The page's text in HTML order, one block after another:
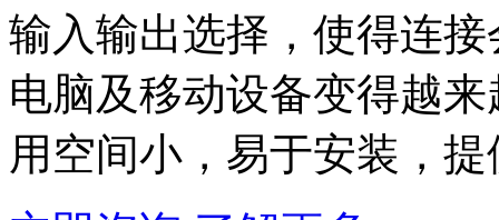
输入输出选择，使得连
电脑及移动设备变得越
用空间小，易于安装，